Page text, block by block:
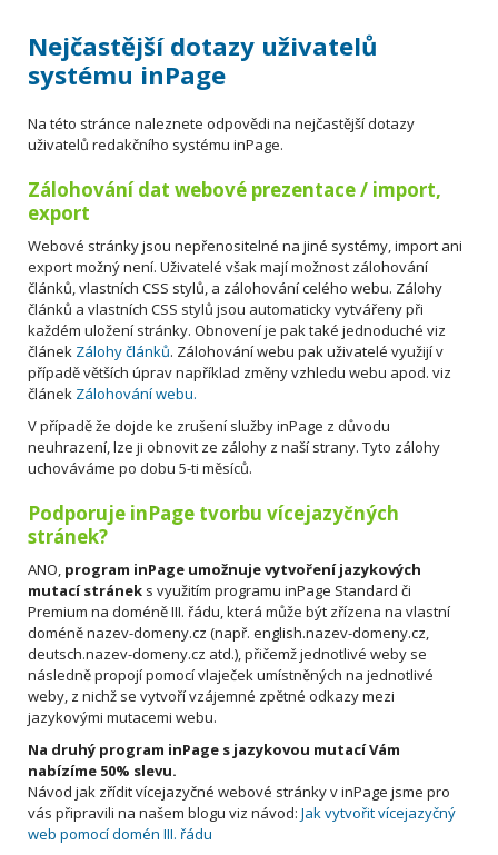
Nejčastější dotazy uživatelů
systému inPage
Na této stránce naleznete odpovědi na nejčastější dotazy
uživatelů redakčního systému inPage.
Zálohování dat webové prezentace / import,
export
Webové stránky jsou nepřenositelné na jiné systémy, import ani
export možný není. Uživatelé však mají možnost zálohování
článků, vlastních CSS stylů, a zálohování celého webu. Zálohy
článků a vlastních CSS stylů jsou automaticky vytvářeny při
každém uložení stránky. Obnovení je pak také jednoduché viz
článek Zálohy článků. Zálohování webu pak uživatelé využijí v
případě větších úprav například změny vzhledu webu apod. viz
článek Zálohování webu.
V případě že dojde ke zrušení služby inPage z důvodu
neuhrazení, lze ji obnovit ze zálohy z naší strany. Tyto zálohy
uchováváme po dobu 5-ti měsíců.
Podporuje inPage tvorbu vícejazyčných
stránek?
ANO, program inPage umožnuje vytvoření jazykových
mutací stránek s využitím programu inPage Standard či
Premium na doméně III. řádu, která může být zřízena na vlastní
doméně nazev-domeny.cz (např. english.nazev-domeny.cz,
deutsch.nazev-domeny.cz atd.), přičemž jednotlivé weby se
následně propojí pomocí vlaječek umístněných na jednotlivé
weby, z nichž se vytvoří vzájemné zpětné odkazy mezi
jazykovými mutacemi webu.
Na druhý program inPage s jazykovou mutací Vám
nabízíme 50% slevu.
Návod jak zřídit vícejazyčné webové stránky v inPage jsme pro
vás připravili na našem blogu viz návod: Jak vytvořit vícejazyčný
web pomocí domén III. řádu